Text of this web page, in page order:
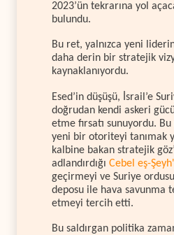
2023’ün tekrarına yol
bulundu.
Bu ret, yalnızca yeni
daha derin bir stratejik
kaynaklanıyordu.
Esed’in düşüşü, İsrail’e
doğrudan kendi askeri
etme fırsatı sunuyordu.
yeni bir otoriteyi tanımak
kalbine bakan stratejik
adlandırdığı Cebel eş-
geçirmeyi ve Suriye
deposu ile hava savunma
etmeyi tercih etti.
Bu saldırgan politika